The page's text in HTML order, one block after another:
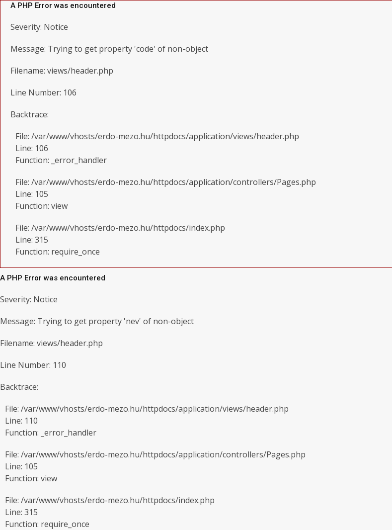
A PHP Error was encountered
Severity: Notice
Message: Trying to get property 'code' of non-object
Filename: views/header.php
Line Number: 106
Backtrace:
File: /var/www/vhosts/erdo-mezo.hu/httpdocs/application/views/header.php
Line: 106
Function: _error_handler
File: /var/www/vhosts/erdo-mezo.hu/httpdocs/application/controllers/Pages.php
Line: 105
Function: view
File: /var/www/vhosts/erdo-mezo.hu/httpdocs/index.php
Line: 315
Function: require_once
A PHP Error was encountered
Severity: Notice
Message: Trying to get property 'nev' of non-object
Filename: views/header.php
Line Number: 110
Backtrace:
File: /var/www/vhosts/erdo-mezo.hu/httpdocs/application/views/header.php
Line: 110
Function: _error_handler
File: /var/www/vhosts/erdo-mezo.hu/httpdocs/application/controllers/Pages.php
Line: 105
Function: view
File: /var/www/vhosts/erdo-mezo.hu/httpdocs/index.php
Line: 315
Function: require_once